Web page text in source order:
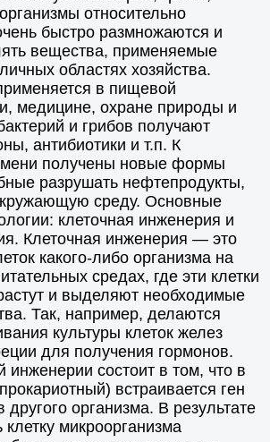
относительно
быстро размножаются и
вещества, применяемые
областях хозяйства.
в пищевой
медицине, охране природы и
и грибов получают
антибиотики и т.п. К
получены новые формы
разрушать нефтепродукты,
среду. Основные
клеточная инженерия и
Клеточная инженерия — это
какого-либо организма на
средах, где эти клетки
и выделяют необходимые
Так, например, делаются
культуры клеток желез
для получения гормонов.
инженерии состоит в том, что в
встраивается ген
другого организма. В результате
клетку микроорганизма